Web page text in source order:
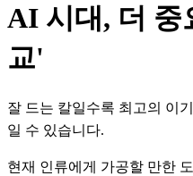
AI 시대, 더 중
교'
잘 드는 칼일수록 최고의 이
일 수 있습니다.
현재 인류에게 가공할 만한